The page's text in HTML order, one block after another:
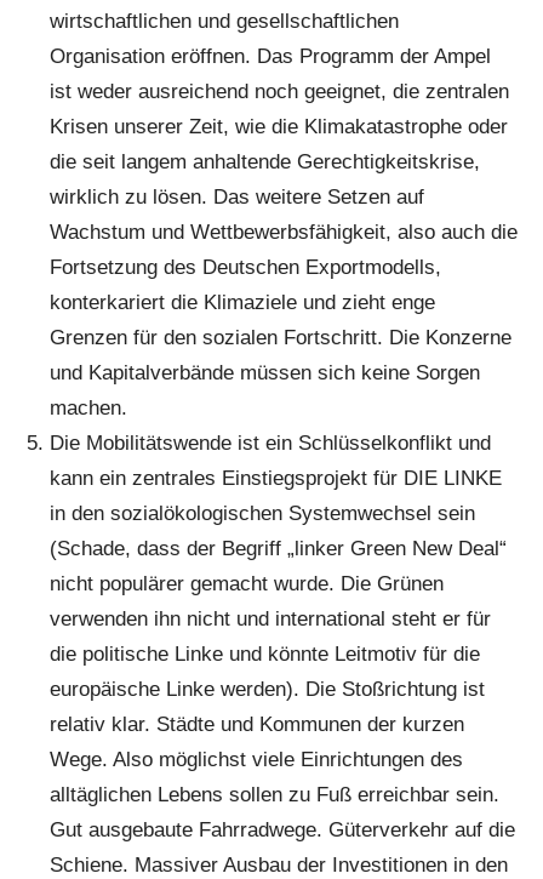
wirtschaftlichen und gesellschaftlichen
Organisation eröffnen. Das Programm der Ampel
ist weder ausreichend noch geeignet, die zentralen
Krisen unserer Zeit, wie die Klimakatastrophe oder
die seit langem anhaltende Gerechtigkeitskrise,
wirklich zu lösen. Das weitere Setzen auf
Wachstum und Wettbewerbsfähigkeit, also auch die
Fortsetzung des Deutschen Exportmodells,
konterkariert die Klimaziele und zieht enge
Grenzen für den sozialen Fortschritt. Die Konzerne
und Kapitalverbände müssen sich keine Sorgen
machen.
Die Mobilitätswende ist ein Schlüsselkonflikt und
kann ein zentrales Einstiegsprojekt für DIE LINKE
in den sozialökologischen Systemwechsel sein
(Schade, dass der Begriff „linker Green New Deal“
nicht populärer gemacht wurde. Die Grünen
verwenden ihn nicht und international steht er für
die politische Linke und könnte Leitmotiv für die
europäische Linke werden). Die Stoßrichtung ist
relativ klar. Städte und Kommunen der kurzen
Wege. Also möglichst viele Einrichtungen des
alltäglichen Lebens sollen zu Fuß erreichbar sein.
Gut ausgebaute Fahrradwege. Güterverkehr auf die
Schiene. Massiver Ausbau der Investitionen in den